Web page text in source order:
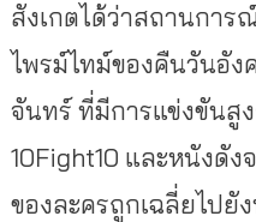
สังเกตได้ว่าสถานการ
ไพรม์ไทม์ของคืนวันอัง
จันทร์ ที่มีการแข่งขันสู
10Fight10 และหนังดัง
ของละครถูกเฉลี่ยไปยั